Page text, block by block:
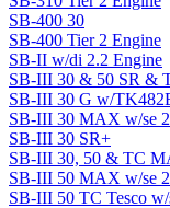
SB-400 30
SB-400 Tier 2 Engine
SB-II w/di 2.2 Engine
SB-III 30 & 50 SR &
SB-III 30 G w/
SB-III 30 MAX w/se
SB-III 30 SR+
SB-III 30, 50 & TC
SB-III 50 MAX w/se
SB-III 50 TC Tesco